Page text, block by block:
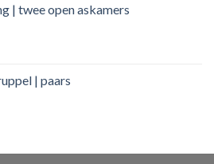
| twee open askamers
| paars